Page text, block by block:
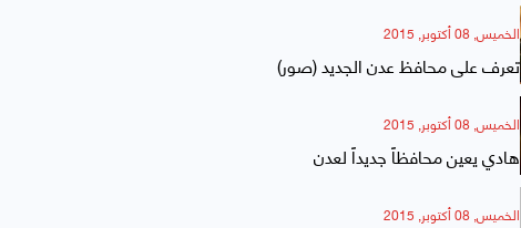
الخميس, 08 أكتوبر, 2015
تعرف على محافظ عدن الجديد (صور)
الخميس, 08 أكتوبر, 2015
هادي يعين محافظاً جديداً لعدن
الخميس, 08 أكتوبر, 2015